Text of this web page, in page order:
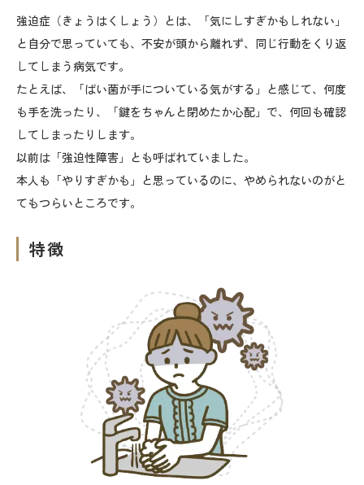
強迫症（きょうはくしょう）とは、「気にしすぎかもしれない」
と自分で思っていても、不安が頭から離れず、同じ行動をくり返
してしまう病気です。
たとえば、「ばい菌が手についている気がする」と感じて、何度
も手を洗ったり、「鍵をちゃんと閉めたか心配」で、何回も確認
してしまったりします。
以前は「強迫性障害」とも呼ばれていました。
本人も「やりすぎかも」と思っているのに、やめられないのがと
てもつらいところです。
特徴